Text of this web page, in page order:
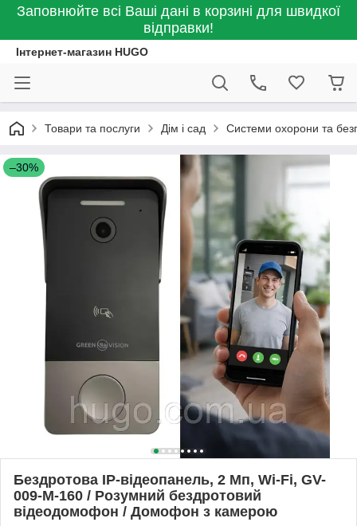
Заповнюйте всі Ваші дані в корзині для швидкої
відправки!
Інтернет-магазин HUGO
Товари та послуги Дім і сад Системи охорони та
–30%
Бездротова IP-відеопанель, 2 Мп, Wi-Fi, GV-
009-M-160 / Розумний бездротовий
відеодомофон / Домофон з камерою